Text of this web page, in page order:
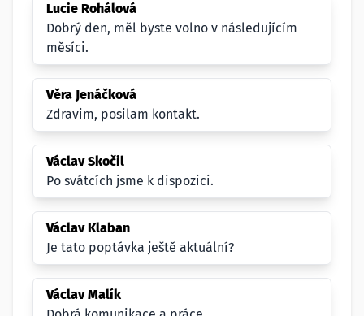
Lucie Rohálová
Dobrý den, měl byste volno v následujícím
měsíci.
Věra Jenáčková
Zdravim, posilam kontakt.
Václav Skočil
Po svátcích jsme k dispozici.
Václav Klaban
Je tato poptávka ještě aktuální?
Václav Malík